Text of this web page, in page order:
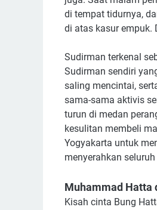
di tempat tidurnya,
di atas kasur empuk.
Sudirman terkenal
Sudirman sendiri
saling mencintai,
sama-sama aktivis
turun di medan
kesulitan membeli
Yogyakarta untuk
menyerahkan
Muhammad Hatta
Kisah cinta Bung